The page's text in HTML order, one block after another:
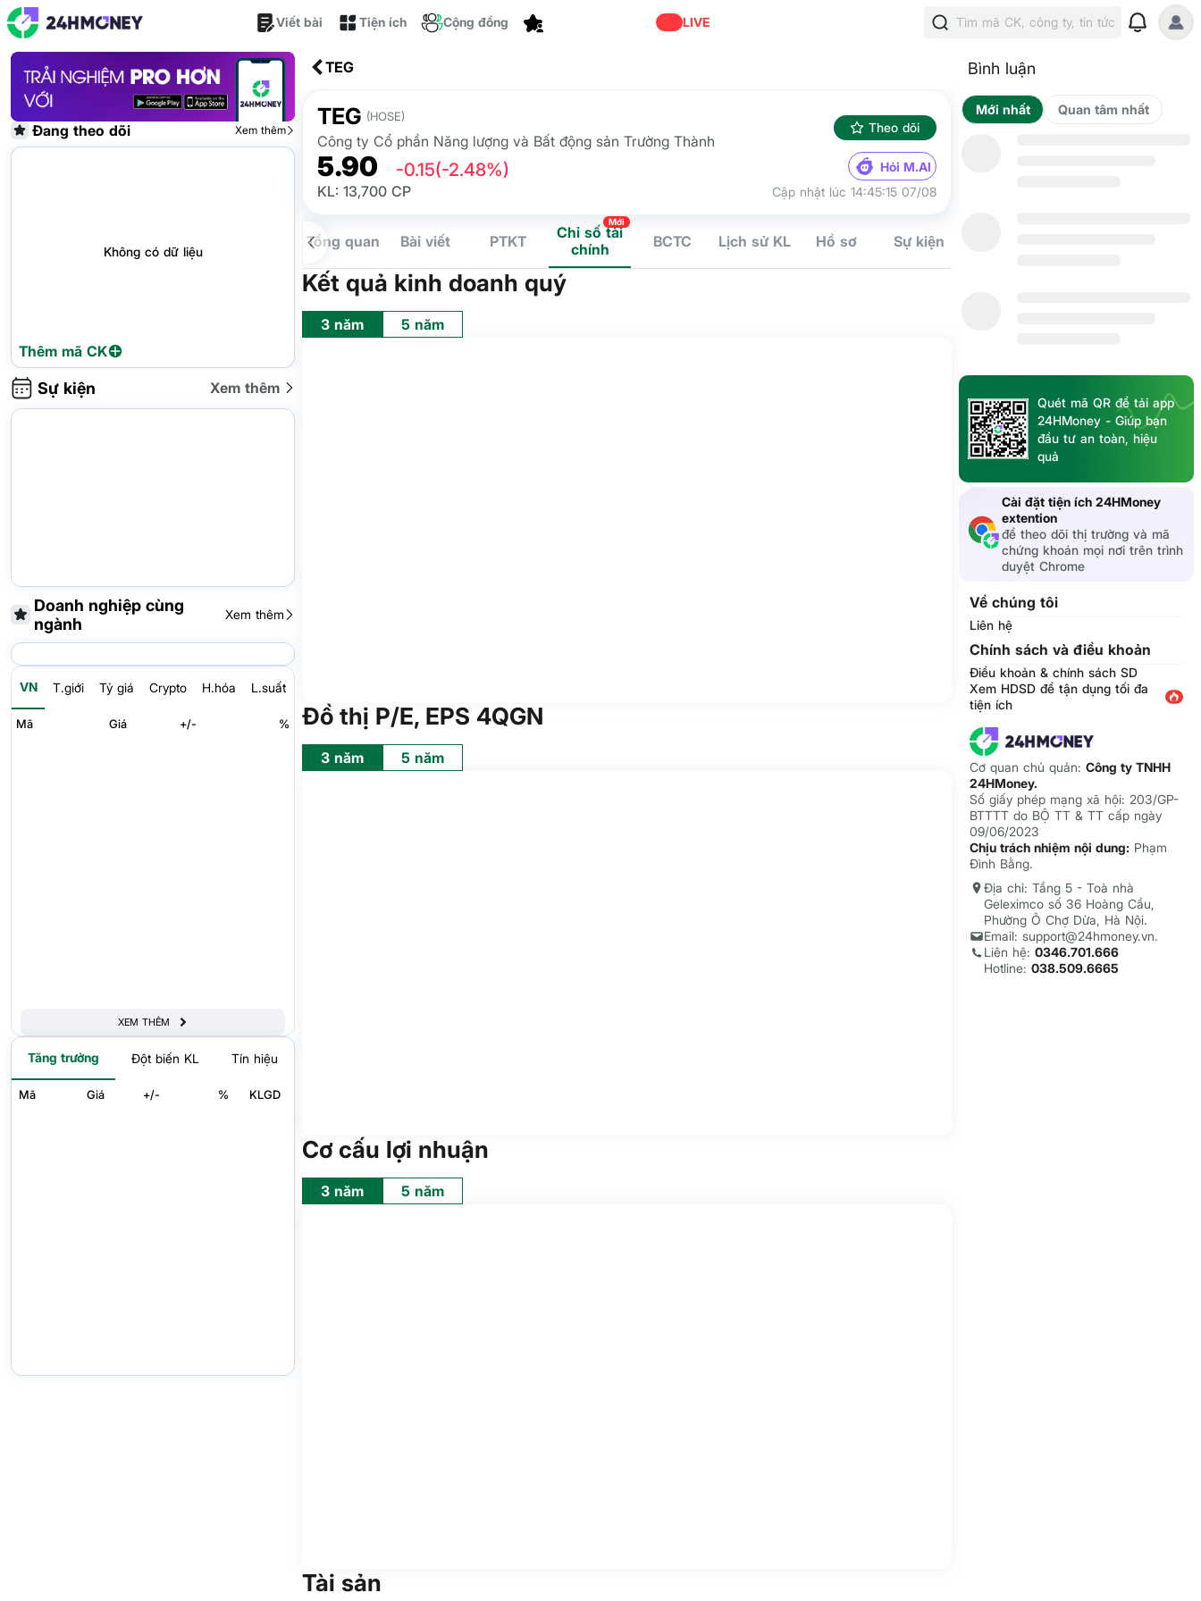
Viết bài Tiện ích Cộng đồng LIVE Tìm mã CK, công ty, tin tức
Đang theo dõi Xem thêm
Không có dữ liệu
Thêm mã CK
Sự kiện Xem thêm
Doanh nghiệp cùng
ngành
Xem thêm
VN T.giới Tỷ giá Crypto H.hóa L.suất
Mã Giá +/- %
XEM THÊM
Tăng trưởng Đột biến KL Tín hiệu
Mã Giá +/- % KLGD
TEG
TEG (HOSE)
Công ty Cổ phần Năng lượng và Bất động sản Trường Thành
Theo dõi
5.90 -0.15(-2.48%) Hỏi M.AI
KL: 13,700 CP Cập nhật lúc 14:45:15 07/08
Tổng quan Bài viết PTKT
Chỉ số tài
chính
Mới
BCTC Lịch sử KL Hồ sơ Sự kiện
Kết quả kinh doanh quý
3 năm 5 năm
Đồ thị P/E, EPS 4QGN
3 năm 5 năm
Cơ cấu lợi nhuận
3 năm 5 năm
Tài sản
Bình luận
Mới nhất
Quét mã QR để tải app
24HMoney - Giúp bạn
đầu tư an toàn, hiệu
quả
Cài đặt tiện ích 24HMoney
extention
để theo dõi thị trường và mã
chứng khoán mọi nơi trên trình
duyệt Chrome
Về chúng tôi
Liên hệ
Chính sách và điều khoản
Điều khoản & chính sách SD
Xem HDSD để tận dụng tối đa
tiện ích
Cơ quan chủ quản: Công ty TNHH
24HMoney.
Số giấy phép mạng xã hội: 203/GP-
BTTTT do BỘ TT & TT cấp ngày
09/06/2023
Chịu trách nhiệm nội dung: Phạm
Đình Bằng.
Địa chỉ: Tầng 5 - Toà nhà
Geleximco số 36 Hoàng Cầu,
Phường Ô Chợ Dừa, Hà Nội.
Email: support@24hmoney.vn.
Liên hệ: 0346.701.666
Hotline: 038.509.6665